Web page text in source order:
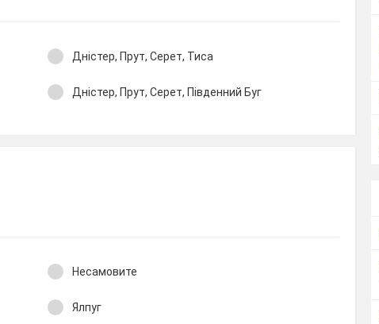
Дністер, Прут, Серет, Тиса
Дністер, Прут, Серет, Південний Буг
Несамовите
Ялпуг